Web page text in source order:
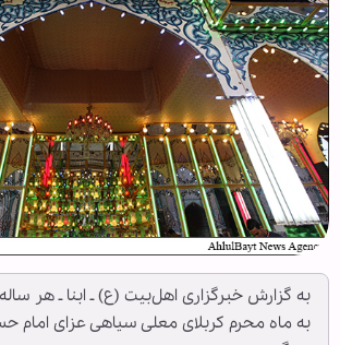
به گزارش خبرگزاری اهل‌بیت (ع) ـ ابنا ـ هر
به ماه محرم کربلای معلی سیاهی عزای امام